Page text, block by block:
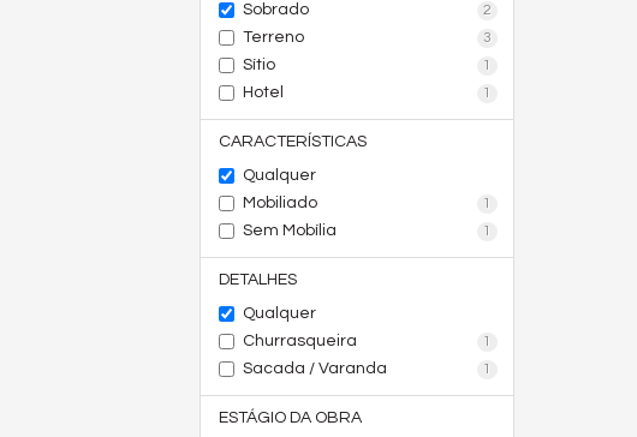
Sobrado 2
Terreno 3
Sítio 1
Hotel 1
CARACTERÍSTICAS
Qualquer
Mobiliado
1
Sem Mobília 1
DETALHES
Qualquer
Churrasqueira
1
Sacada / Varanda 1
ESTÁGIO DA OBRA